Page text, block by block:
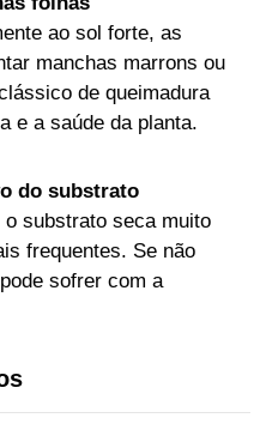
ao sol forte, as
manchas marrons ou
de queimadura
e a saúde da planta.
do substrato
substrato seca muito
frequentes. Se não
sofrer com a